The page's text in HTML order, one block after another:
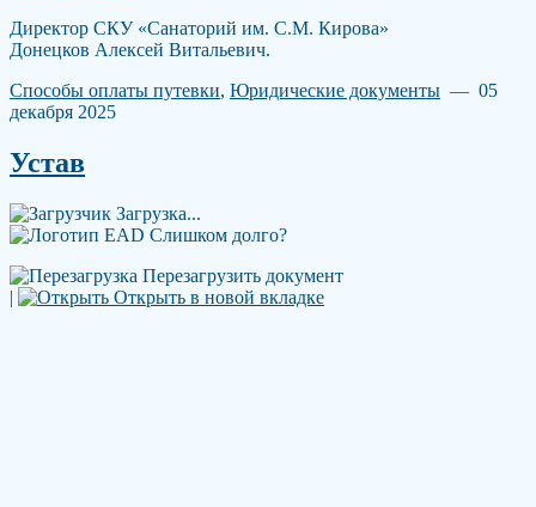
Директор СКУ «Санаторий им. С.М. Кирова»
Донецков Алексей Витальевич.
Способы оплаты путевки, Юридические документы — 05
декабря 2025
Устав
Загрузка...
Слишком долго?
Перезагрузить документ
|
Открыть в новой вкладке